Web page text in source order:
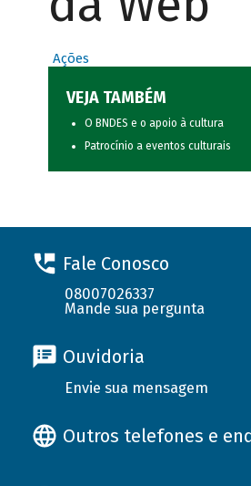
Ações
VEJA TAMBÉM
O BNDES e o apoio à cultura
Patrocínio a eventos culturais
Fale Conosco
08007026337
Mande sua pergunta
Ouvidoria
Envie sua mensagem
Outros telefones e